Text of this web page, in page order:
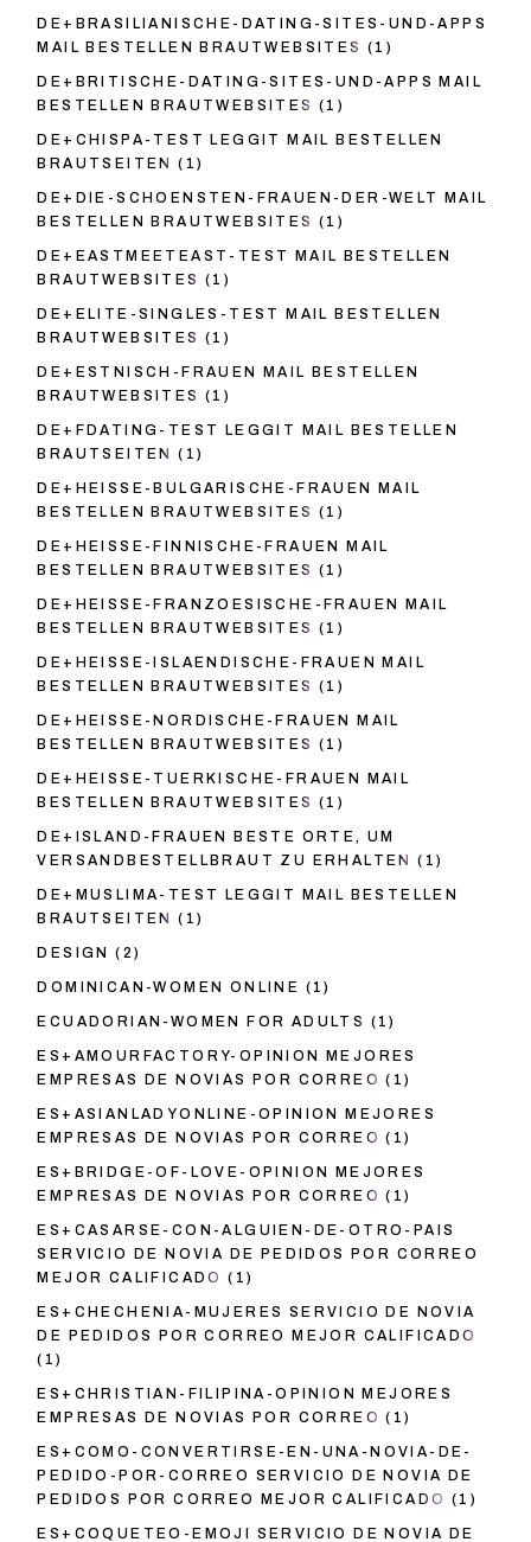
DE+BRASILIANISCHE-DATING-SITES-UND-APPS
MAIL BESTELLEN BRAUTWEBSITES (1)
DE+BRITISCHE-DATING-SITES-UND-APPS MAIL
BESTELLEN BRAUTWEBSITES (1)
DE+CHISPA-TEST LEGGIT MAIL BESTELLEN
BRAUTSEITEN
(1)
DE+DIE-SCHOENSTEN-FRAUEN-DER-WELT MAIL
BESTELLEN BRAUTWEBSITES (1)
DE+EASTMEETEAST-TEST MAIL BESTELLEN
BRAUTWEBSITES (1)
DE+ELITE-SINGLES-TEST MAIL BESTELLEN
BRAUTWEBSITES (1)
DE+ESTNISCH-FRAUEN MAIL BESTELLEN
BRAUTWEBSITES (1)
DE+FDATING-TEST LEGGIT MAIL BESTELLEN
BRAUTSEITEN
(1)
DE+HEISSE-BULGARISCHE-FRAUEN MAIL
BESTELLEN BRAUTWEBSITES (1)
DE+HEISSE-FINNISCHE-FRAUEN MAIL
BESTELLEN BRAUTWEBSITES (1)
DE+HEISSE-FRANZOESISCHE-FRAUEN MAIL
BESTELLEN BRAUTWEBSITES (1)
DE+HEISSE-ISLAENDISCHE-FRAUEN MAIL
BESTELLEN BRAUTWEBSITES (1)
DE+HEISSE-NORDISCHE-FRAUEN MAIL
BESTELLEN BRAUTWEBSITES (1)
DE+HEISSE-TUERKISCHE-FRAUEN MAIL
BESTELLEN BRAUTWEBSITES (1)
DE+ISLAND-FRAUEN BESTE ORTE, UM
VERSANDBESTELLBRAUT ZU ERHALTEN
(1)
DE+MUSLIMA-TEST LEGGIT MAIL BESTELLEN
BRAUTSEITEN
(1)
DESIGN (2)
DOMINICAN-WOMEN ONLINE (1)
ECUADORIAN-WOMEN FOR ADULTS (1)
ES+AMOURFACTORY-OPINION MEJORES
EMPRESAS DE NOVIAS POR CORREO (1)
ES+ASIANLADYONLINE-OPINION MEJORES
EMPRESAS DE NOVIAS POR CORREO (1)
ES+BRIDGE-OF-LOVE-OPINION MEJORES
EMPRESAS DE NOVIAS POR CORREO (1)
ES+CASARSE-CON-ALGUIEN-DE-OTRO-PAIS
SERVICIO DE NOVIA DE PEDIDOS POR CORREO
MEJOR CALIFICADO (1)
ES+CHECHENIA-MUJERES SERVICIO DE NOVIA
DE PEDIDOS POR CORREO MEJOR CALIFICADO
(1)
ES+CHRISTIAN-FILIPINA-OPINION MEJORES
EMPRESAS DE NOVIAS POR CORREO (1)
ES+COMO-CONVERTIRSE-EN-UNA-NOVIA-DE-
PEDIDO-POR-CORREO SERVICIO DE NOVIA DE
PEDIDOS POR CORREO MEJOR CALIFICADO (1)
ES+COQUETEO-EMOJI SERVICIO DE NOVIA DE